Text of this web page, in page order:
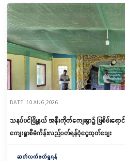
DATE: 10 AUG,2026
သနပ်ပင်မြို့နယ် အနီးကိုက်ကျေးရွာ၌ မြစိမ်းရောင်
ကျေးရွာစီမံကိန်းလည်ပတ်ရန်ပုံငွေထုတ်ချေး
ဆက်လက်ဖတ်ရှုရန်